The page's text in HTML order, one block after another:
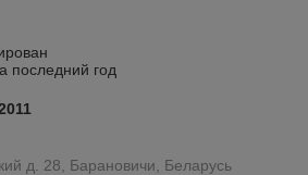
последний год
д. 28, Барановичи, Беларусь